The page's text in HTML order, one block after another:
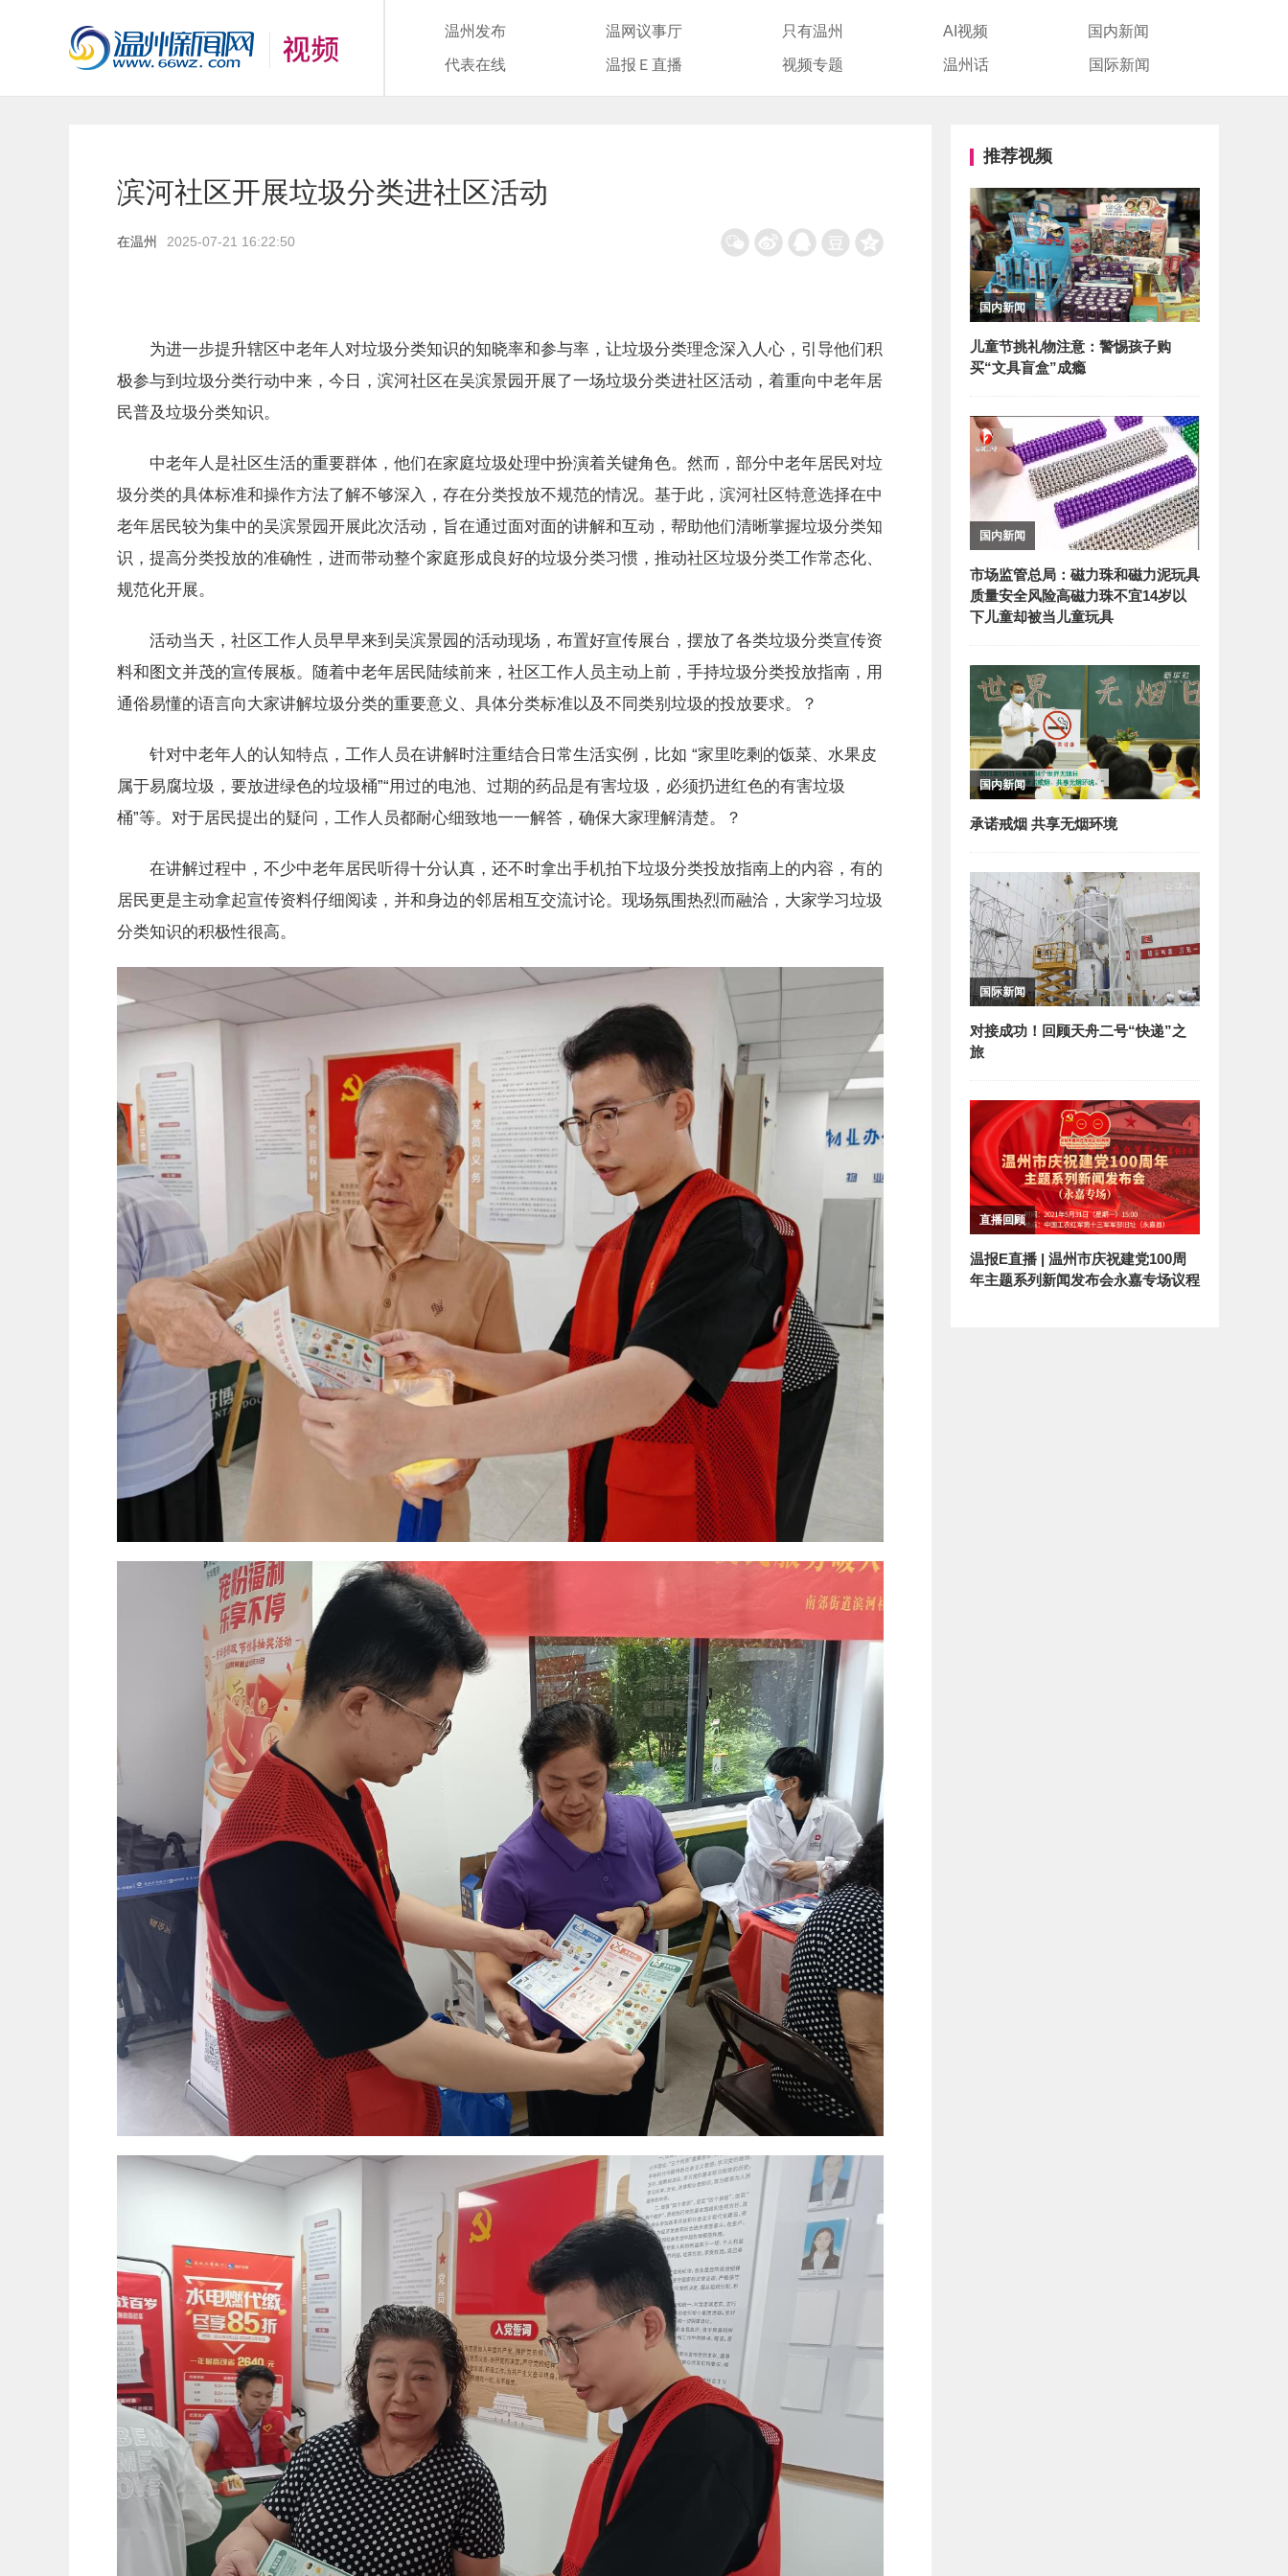
温州发布 温网议事厅 只有温州 AI视频 国内新闻
代表在线 温报Ｅ直播 视频专题 温州话 国际新闻
滨河社区开展垃圾分类进社区活动
在温州 2025-07-21 16:22:50
为进一步提升辖区中老年人对垃圾分类知识的知晓率和参与率，让垃圾分类理念深入人心，引导他们积
极参与到垃圾分类行动中来，今日，滨河社区在吴滨景园开展了一场垃圾分类进社区活动，着重向中老年居
民普及垃圾分类知识。
中老年人是社区生活的重要群体，他们在家庭垃圾处理中扮演着关键角色。然而，部分中老年居民对垃
圾分类的具体标准和操作方法了解不够深入，存在分类投放不规范的情况。基于此，滨河社区特意选择在中
老年居民较为集中的吴滨景园开展此次活动，旨在通过面对面的讲解和互动，帮助他们清晰掌握垃圾分类知
识，提高分类投放的准确性，进而带动整个家庭形成良好的垃圾分类习惯，推动社区垃圾分类工作常态化、
规范化开展。
活动当天，社区工作人员早早来到吴滨景园的活动现场，布置好宣传展台，摆放了各类垃圾分类宣传资
料和图文并茂的宣传展板。随着中老年居民陆续前来，社区工作人员主动上前，手持垃圾分类投放指南，用
通俗易懂的语言向大家讲解垃圾分类的重要意义、具体分类标准以及不同类别垃圾的投放要求。？
针对中老年人的认知特点，工作人员在讲解时注重结合日常生活实例，比如 “家里吃剩的饭菜、水果皮
属于易腐垃圾，要放进绿色的垃圾桶”“用过的电池、过期的药品是有害垃圾，必须扔进红色的有害垃圾
桶”等。对于居民提出的疑问，工作人员都耐心细致地一一解答，确保大家理解清楚。？
在讲解过程中，不少中老年居民听得十分认真，还不时拿出手机拍下垃圾分类投放指南上的内容，有的
居民更是主动拿起宣传资料仔细阅读，并和身边的邻居相互交流讨论。现场氛围热烈而融洽，大家学习垃圾
分类知识的积极性很高。
推荐视频
国内新闻
儿童节挑礼物注意：警惕孩子购
买“文具盲盒”成瘾
国内新闻
市场监管总局：磁力珠和磁力泥玩具
质量安全风险高磁力珠不宜14岁以
下儿童却被当儿童玩具
国内新闻
承诺戒烟 共享无烟环境
国际新闻
对接成功！回顾天舟二号“快递”之
旅
直播回顾
温报E直播 | 温州市庆祝建党100周
年主题系列新闻发布会永嘉专场议程